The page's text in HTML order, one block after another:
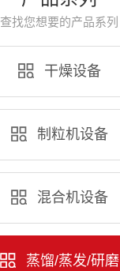
查找您想要的产品系列
干燥设备
制粒机设备
混合机设备
蒸馏/蒸发/研磨